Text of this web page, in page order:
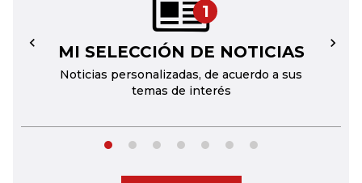
1
MI SELECCIÓN DE NOTICIAS
Noticias personalizadas, de acuerdo a sus
temas de interés
← →